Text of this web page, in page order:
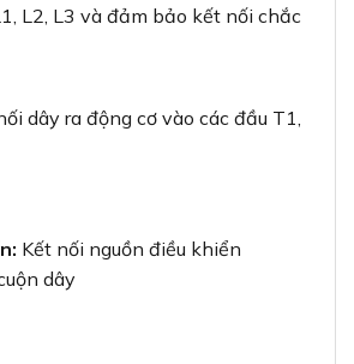
L2, L3 và đảm bảo kết nối chắc
dây ra động cơ vào các đầu T1,
Kết nối nguồn điều khiển
dây